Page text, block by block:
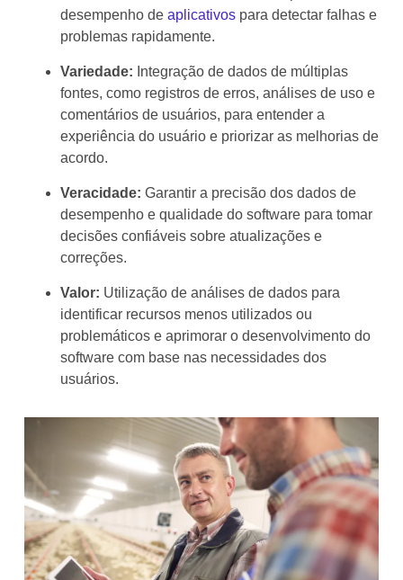
desempenho de aplicativos para detectar falhas e
problemas rapidamente.
Variedade: Integração de dados de múltiplas
fontes, como registros de erros, análises de uso e
comentários de usuários, para entender a
experiência do usuário e priorizar as melhorias de
acordo.
Veracidade: Garantir a precisão dos dados de
desempenho e qualidade do software para tomar
decisões confiáveis sobre atualizações e
correções.
Valor: Utilização de análises de dados para
identificar recursos menos utilizados ou
problemáticos e aprimorar o desenvolvimento do
software com base nas necessidades dos
usuários.